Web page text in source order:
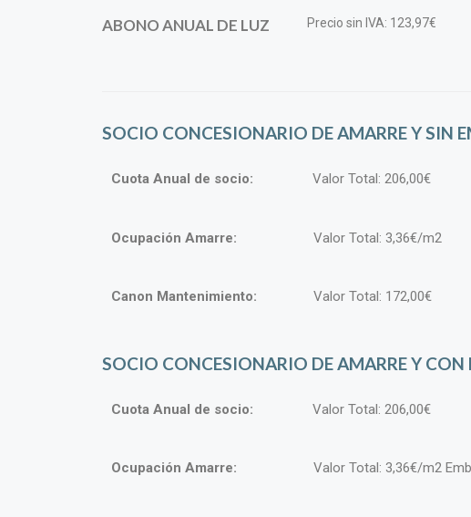
ABONO ANUAL DE LUZ Precio sin IVA: 123,97€
SOCIO CONCESIONARIO DE AMARRE Y SIN
Cuota Anual de socio: Valor Total: 206,00€
Ocupación Amarre: Valor Total: 3,36€/m2
Canon Mantenimiento: Valor Total: 172,00€
SOCIO CONCESIONARIO DE AMARRE Y
Cuota Anual de socio: Valor Total: 206,00€
Ocupación Amarre: Valor Total: 3,36€/m2